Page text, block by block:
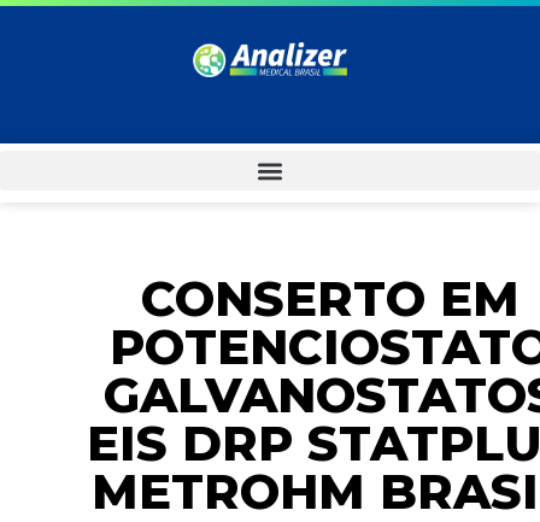
CONSERTO EM
EIS DRP
METROHM